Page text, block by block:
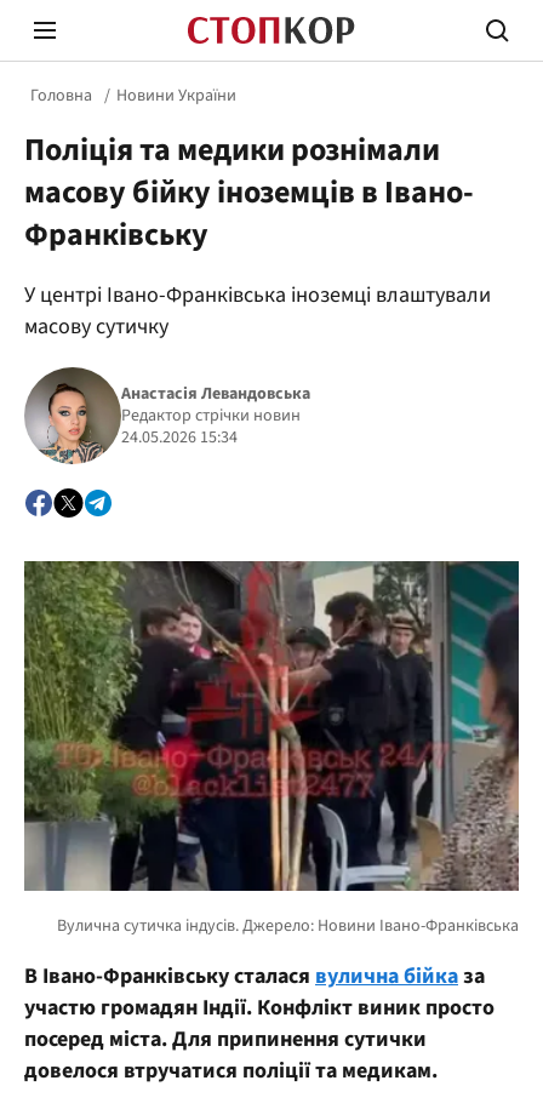
Політика
Головна Новини України
Поліція та медики рознімали
масову бійку іноземців в Івано-
Франківську
У центрі Івано-Франківська іноземці влаштували
масову сутичку
Анастасія Левандовська
Редактор стрічки новин
24.05.2026 15:34
В Івано-Франківську сталася вулична бійказа
участю громадян Індії. Конфлікт виник просто
посеред міста. Для припинення сутички
довелося втручатися поліції та медикам.